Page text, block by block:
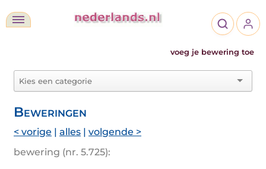
voeg je bewering toe
Beweringen
< vorige | alles | volgende >
bewering (nr. 5.725):